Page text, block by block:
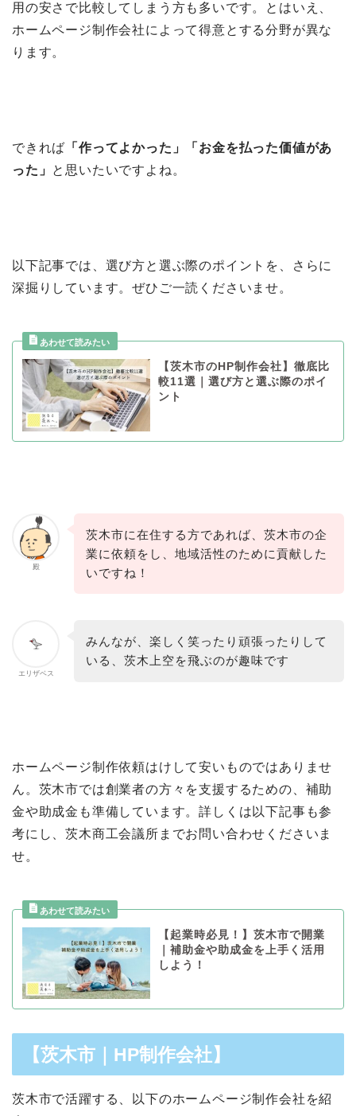
用の安さで比較してしまう方も多いです。とはいえ、
ホームページ制作会社によって得意とする分野が異な
ります。
できれば 「作ってよかった」「お金を払った価値があ
った」 と思いたいですよね。
以下記事では、選び方と選ぶ際のポイントを、さらに
深掘りしています。ぜひご一読くださいませ。
【茨木市のHP制作会社】徹底比
較11選｜選び方と選ぶ際のポイ
ント
殿
茨木市に在住する方であれば、茨木市の企
業に依頼をし、地域活性のために貢献した
いですね！
エリザベス
みんなが、楽しく笑ったり頑張ったりして
いる、茨木上空を飛ぶのが趣味です
ホームページ制作依頼はけして安いものではありませ
ん。茨木市では創業者の方々を支援するための、補助
金や助成金も準備しています。詳しくは以下記事も参
考にし、茨木商工会議所までお問い合わせくださいま
せ。
【起業時必見！】茨木市で開業
｜補助金や助成金を上手く活用
しよう！
【茨木市｜ HP制作会社】
茨木市で活躍する、以下のホームページ制作会社を紹